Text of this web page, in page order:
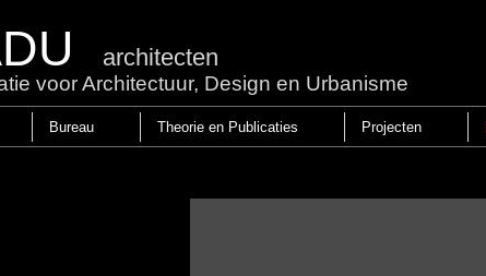
architecten
voor Architectuur, Design en Urbanisme
Bureau Theorie en Publicaties Projecten